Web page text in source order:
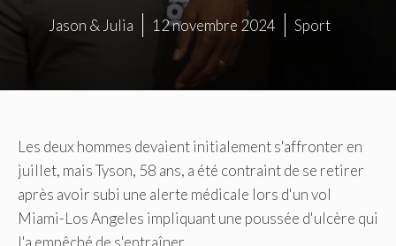
Jason & Julia 12 novembre 2024 Sport
Les deux hommes devaient initialement s'affronter en
juillet, mais Tyson, 58 ans, a été contraint de se retirer
après avoir subi une alerte médicale lors d'un vol
Miami-Los Angeles impliquant une poussée d'ulcère qui
l'a empêché de s'entraîner.